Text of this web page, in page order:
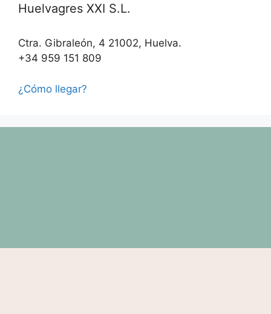
Huelvagres XXI S.L.
Ctra. Gibraleón, 4 21002, Huelva.
+34 959 151 809
¿Cómo llegar?